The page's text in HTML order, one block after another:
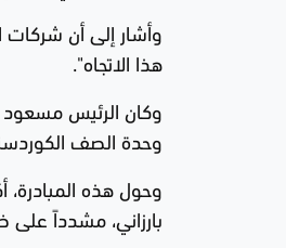
وأشار إلى أن شركات
هذا الاتجاه".
وكان الرئيس مسعود
وحدة الصف
وحول هذه المبادرة،
بارزاني، مشدداً